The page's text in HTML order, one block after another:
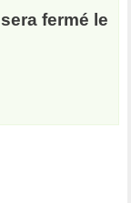
sera fermé le